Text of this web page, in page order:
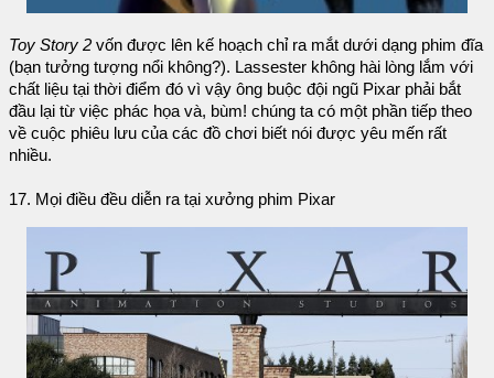
Toy Story 2 vốn được lên kế hoạch chỉ ra mắt dưới dạng phim đĩa
(bạn tưởng tượng nổi không?). Lassester không hài lòng lắm với
chất liệu tại thời điểm đó vì vậy ông buộc đội ngũ Pixar phải bắt
đầu lại từ việc phác họa và, bùm! chúng ta có một phần tiếp theo
về cuộc phiêu lưu của các đồ chơi biết nói được yêu mến rất
nhiều.
17. Mọi điều đều diễn ra tại xưởng phim Pixar